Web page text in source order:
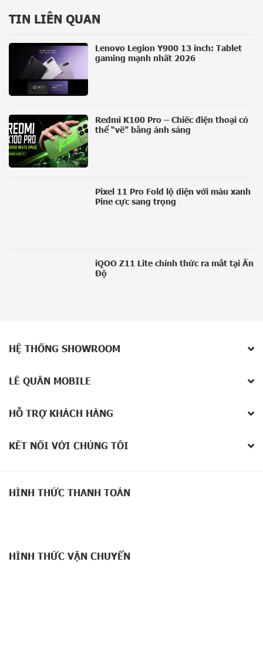
TIN LIÊN QUAN
Lenovo Legion Y900 13 inch: Tablet
gaming mạnh nhất 2026
Redmi K100 Pro – Chiếc điện thoại có
thể “vẽ” bằng ánh sáng
Pixel 11 Pro Fold lộ diện với màu xanh
Pine cực sang trọng
iQOO Z11 Lite chính thức ra mắt tại Ấn
Độ
HỆ THỐNG SHOWROOM
LÊ QUÂN MOBILE
HỖ TRỢ KHÁCH HÀNG
KẾT NỐI VỚI CHÚNG TÔI
HÌNH THỨC THANH TOÁN
HÌNH THỨC VẬN CHUYỂN